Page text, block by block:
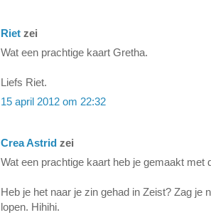
Riet zei
Wat een prachtige kaart Gretha.
Liefs Riet.
15 april 2012 om 22:32
Crea Astrid zei
Wat een prachtige kaart heb je gemaakt met
Heb je het naar je zin gehad in Zeist? Zag je
lopen. Hihihi.